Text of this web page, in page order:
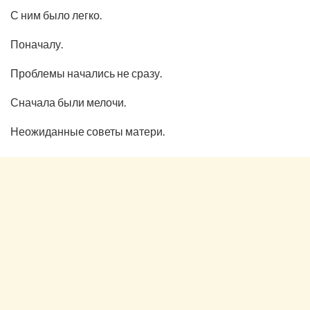
С ним было легко.
Поначалу.
Проблемы начались не сразу.
Сначала были мелочи.
Неожиданные советы матери.